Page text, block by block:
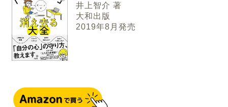
井上智介 著
大和出版
2019年8月発売